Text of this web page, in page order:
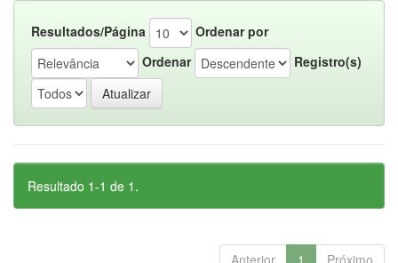
Resultados/Página
Ordenar por
Ordenar
Registro(s)
Resultado 1-1 de 1.
Anterior 1 Próximo